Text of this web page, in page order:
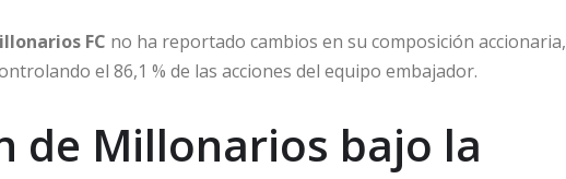
FC no ha reportado cambios en su composición accionaria,
el 86,1 % de las acciones del equipo embajador.
de Millonarios bajo la